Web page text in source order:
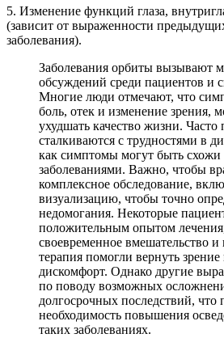
5. Изменение функций глаза,
(зависит от выраженности
заболевания).
Заболевания орбиты вызывают
обсуждений среди пациентов и
Многие люди отмечают, что
боль, отек и изменение зрения,
ухудшать качество жизни. Часто
сталкиваются с трудностями в
как симптомы могут быть схожи
заболеваниями. Важно, чтобы
комплексное обследование,
визуализацию, чтобы точно
недомогания. Некоторые
положительным опытом
своевременное вмешательство и
терапия помогли вернуть
дискомфорт. Однако другие
по поводу возможных
долгосрочных последствий, что
необходимость повышения
таких заболеваниях.